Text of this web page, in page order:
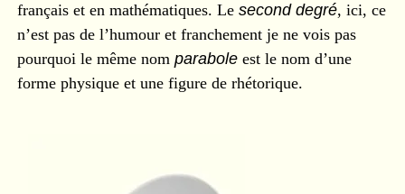
français et en mathématiques. Le second degré, ici, ce
n’est pas de l’humour et franchement je ne vois pas
pourquoi le même nom paraboleest le nom d’une
forme physique et une figure de rhétorique.